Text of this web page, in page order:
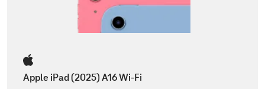
Apple iPad (2025) A16 Wi-Fi